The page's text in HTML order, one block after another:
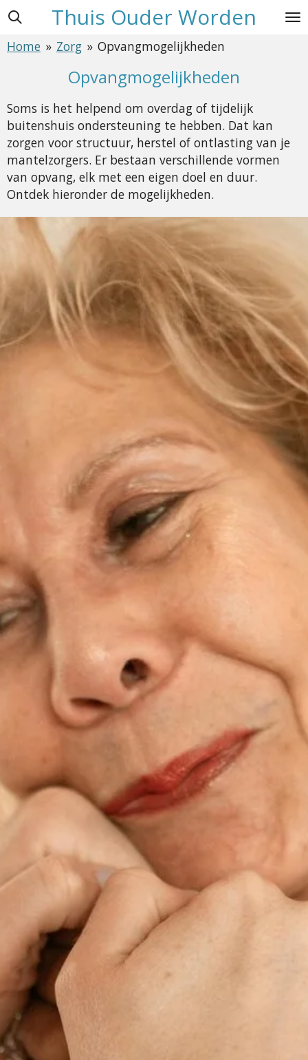
Ga
naar
hoofdinhoud
Thuis Ouder Worden
Home » Zorg » Opvangmogelijkheden
Opvangmogelijkheden
Soms is het helpend om overdag of tijdelijk
buitenshuis ondersteuning te hebben. Dat kan
zorgen voor structuur, herstel of ontlasting van je
mantelzorgers. Er bestaan verschillende vormen
van opvang, elk met een eigen doel en duur.
Ontdek hieronder de mogelijkheden.